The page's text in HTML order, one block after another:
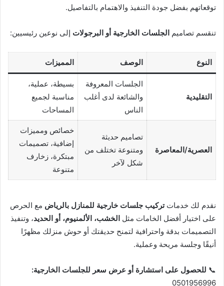
توقعاتهم بفضل جودة التنفيذ والاهتمام بالتفاصيل.
تنقسم تصاميم الجلسات الخارجية أو البرجولات إلى نوعين رئيسيين:
النوع الوصف المميزات
التقليدية
الجلسات المعروفة
والشائعة لدى أغلب
الناس
بسيطة، عملية،
مناسبة لجميع
المساحات
العصرية/المعاصرة
تصاميم حديثة
ومتنوعة تختلف من
شكل لآخر
خصائص ومميزات
إضافية، تصميمات
مبتكرة، زخارف
متنوعة
نقدم لك خدماتتركيب جلسات خارجية للمنازل بالرياض مع الحرص
على اختيار أفضل الخامات مثل الخشب، الألمنيوم، أو الحديد، وتنفيذ
التصميمات بدقة واحترافية لتمنح حديقتك أو حوش منزلك مظهرًا
أنيقًا وجلسة مريحة وعملية.
📞 للحصول على استشارة أو عرض سعر للجلسات الخارجية:
0501956996